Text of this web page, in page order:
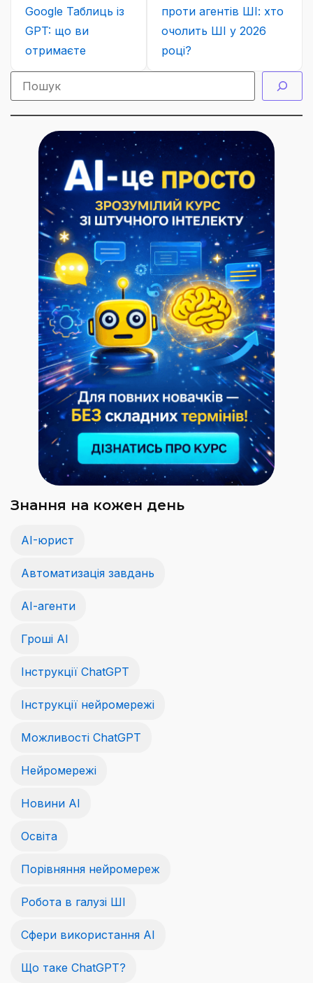
Google Таблиць із
GPT: що ви
отримаєте
проти агентів ШІ: хто
очолить ШІ у 2026
році?
Знання на кожен день
AI-юрист
Автоматизація завдань
АІ-агенти
Гроші АІ
Інструкції ChatGPT
Інструкції нейромережі
Можливості ChatGPT
Нейромережі
Новини AI
Освіта
Порівняння нейромереж
Робота в галузі ШІ
Сфери використання AI
Що таке ChatGPT?